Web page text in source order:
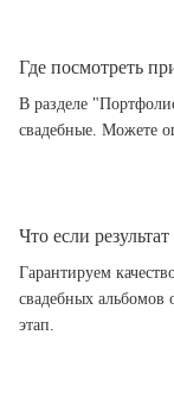
Где посмотреть
В разделе
свадебные. Можете
Что если
Гарантируем
свадебных альбомов
этап.